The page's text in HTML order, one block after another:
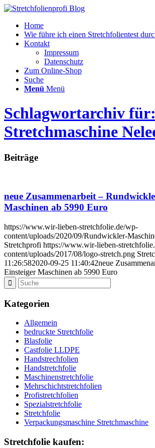
Home
Wie führe ich einen Stretchfolientest
Kontakt
Impressum
Datenschutz
Zum Online-Shop
Suche
Menü Menü
Schlagwortarchiv für:
Stretchmaschine
Beiträge
neue Zusammenarbeit –
Maschinen ab 5990 Euro
https://www.wir-lieben-stretchfolie.de/wp-
content/uploads/2020/09/Rundwickler-
Stretchprofi https://www.wir-lieben-
content/uploads/2017/08/logo-stretch.png
11:26:582020-09-25 11:40:42neue
Einsteiger Maschinen ab 5990 Euro
Kategorien
Allgemein
bedruckte Stretchfolie
Blasfolie
Castfolie LLDPE
Handstrechfolien
Handstretchfolie
Maschinenstretchfolie
Mehrschichtstretchfolien
Profistretchfolien
Spezialstretchfolie
Stretchfolie
Verpackungsmaschine Stretchmaschine
Stretchfolie kaufen: